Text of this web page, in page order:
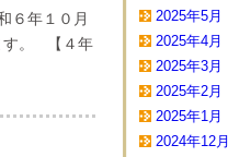
６年１０月
す。 【４年
2025年5月
2025年4月
2025年3月
2025年2月
2025年1月
2024年12月